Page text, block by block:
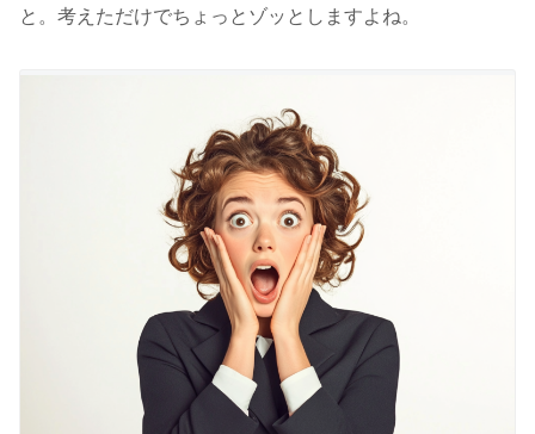
と。考えただけでちょっとゾッとしますよね。